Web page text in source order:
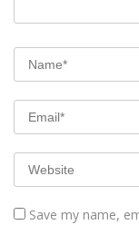
Save my name,